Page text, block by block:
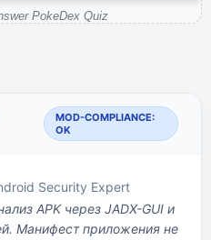
PokeDex Quiz
MOD-COMPLIANCE:
OK
Security Expert
APK через JADX-GUI и
Манифест приложения не